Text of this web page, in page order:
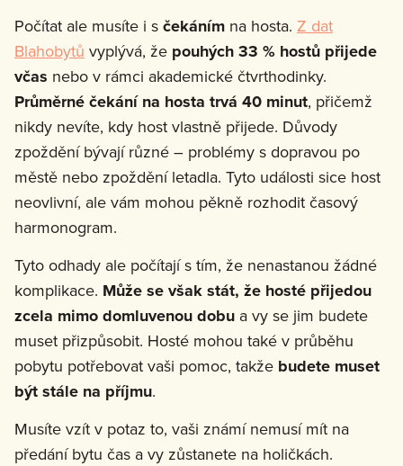
Počítat ale musíte i s čekáním na hosta. Z dat
Blahobytů vyplývá, že pouhých33 % hostů přijede
včas nebo v rámci akademické čtvrthodinky.
Průměrné čekání na hosta trvá 40 minut, přičemž
nikdy nevíte, kdy host vlastně přijede. Důvody
zpoždění bývají různé – problémy s dopravou po
městě nebo zpoždění letadla. Tyto události sice host
neovlivní, ale vám mohou pěkně rozhodit časový
harmonogram.
Tyto odhady ale počítají s tím, že nenastanou žádné
komplikace. Může se však stát, že hosté přijedou
zcela mimo domluvenou dobu a vy se jim budete
muset přizpůsobit. Hosté mohou také v průběhu
pobytu potřebovat vaši pomoc, takže budete muset
být stále na příjmu.
Musíte vzít v potaz to, vaši známí nemusí mít na
předání bytu čas a vy zůstanete na holičkách.